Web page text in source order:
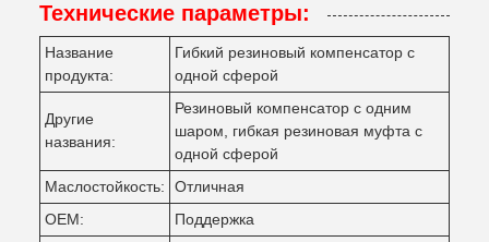
Технические параметры:
Название
продукта:
Гибкий резиновый компенсатор с
одной сферой
Другие
названия:
Резиновый компенсатор с одним
шаром, гибкая резиновая муфта с
одной сферой
Маслостойкость:
Отличная
OEM:
Поддержка